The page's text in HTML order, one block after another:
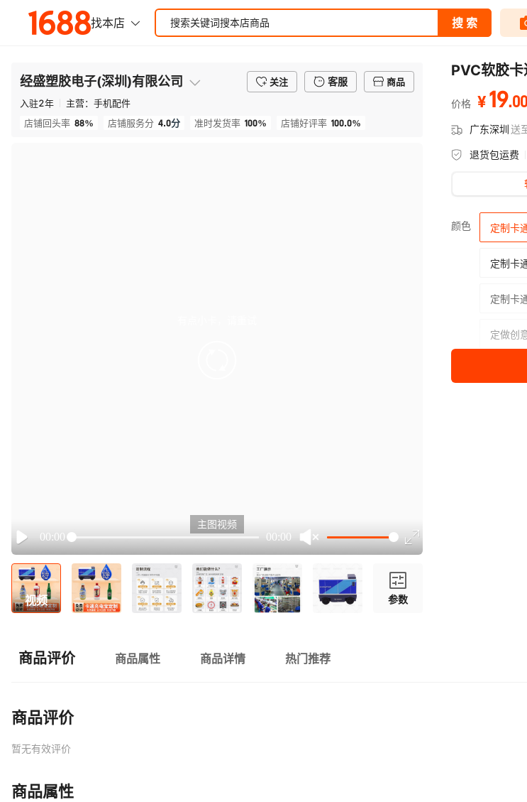
经盛塑胶电子(深圳)有限公司 关注 客服
商品
入驻2年 主营： 手机配件
店铺回头率 88% 店铺服务分 4.0分 准时发货率 100% 店铺好评率 100.0%
Play
00:00 00:00
主图视频
视频 参数
PVC软胶
价格 ¥19.00
广东深圳送
退货包运费
颜色 定制卡
定制卡
定制卡
定做创
商品评价 商品属性 商品详情 热门推荐
商品评价
暂无有效评价
商品属性